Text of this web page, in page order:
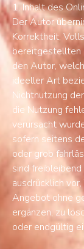
1. Inhalt des
Der Autor
Korrektheit,
bereitgestellten
den Autor,
ideeller Art
Nichtnutzung
die Nutzung
verursacht
sofern seitens
oder grob
sind
ausdrücklich
Angebot ohne
ergänzen, zu
oder endgültig